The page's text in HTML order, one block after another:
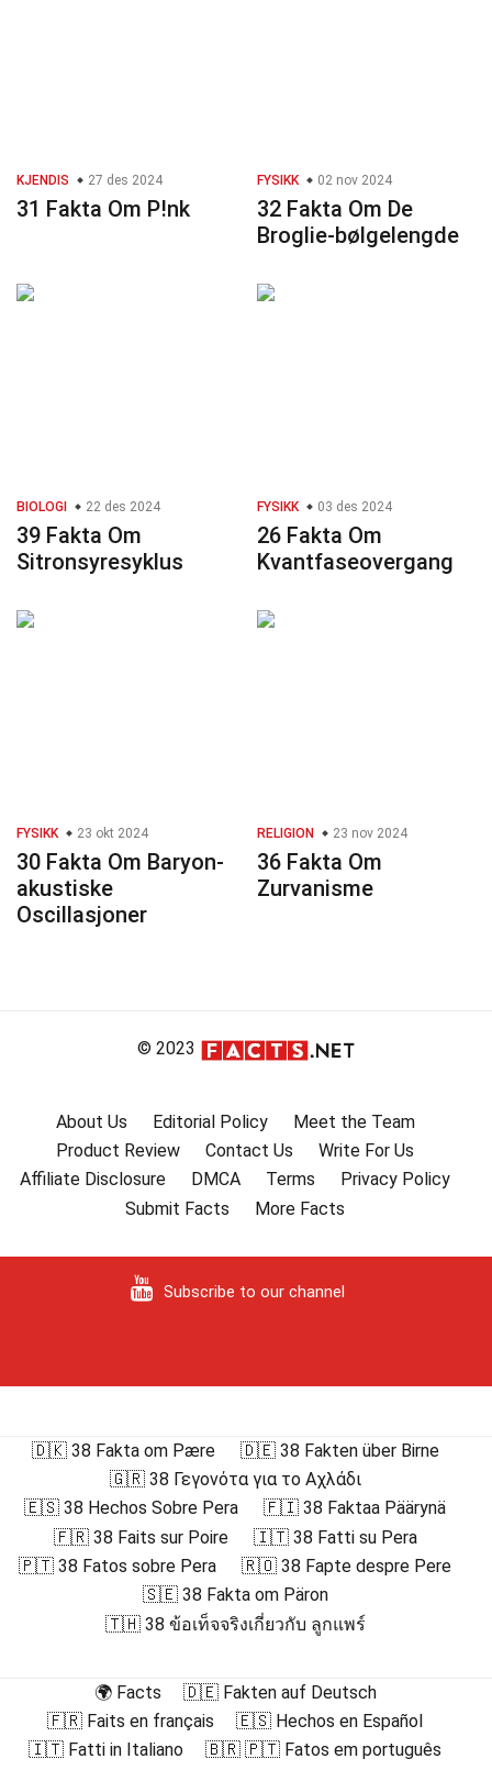
KJENDIS 27 des 2024
31 Fakta Om P!nk
FYSIKK 02 nov 2024
32 Fakta Om De
Broglie-bølgelengde
BIOLOGI 22 des 2024
39 Fakta Om
Sitronsyresyklus
FYSIKK 03 des 2024
26 Fakta Om
Kvantfaseovergang
FYSIKK 23 okt 2024
30 Fakta Om Baryon-
akustiske
Oscillasjoner
RELIGION 23 nov 2024
36 Fakta Om
Zurvanisme
© 2023
About Us Editorial Policy
Meet the Team
Product Review
Contact Us
Write For Us
Affiliate Disclosure
DMCA Terms
Privacy Policy
Submit Facts
More Facts
Subscribe to our channel
🇩🇰 38 Fakta om Pære
🇩🇪 38 Fakten über Birne
🇬🇷 38 Γεγονότα για το Αχλάδι
🇪🇸 38 Hechos Sobre Pera
🇫🇮 38 Faktaa Päärynä
🇫🇷 38 Faits sur Poire
🇮🇹 38 Fatti su Pera
🇵🇹 38 Fatos sobre Pera
🇷🇴 38 Fapte despre Pere
🇸🇪 38 Fakta om Päron
🇹🇭 38 ข้อเท็จจริงเกี่ยวกับ ลูกแพร์
🌍 Facts
🇩🇪 Fakten auf Deutsch
🇫🇷 Faits en français
🇪🇸 Hechos en Español
🇮🇹 Fatti in Italiano
🇧🇷 🇵🇹 Fatos em português